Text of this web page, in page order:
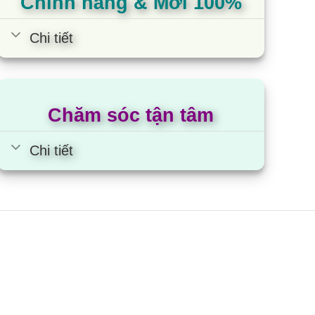
Chi tiết
Chăm sóc tận tâm
Chi tiết